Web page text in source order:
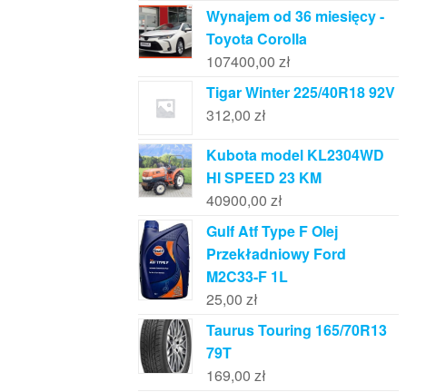
Wynajem od 36 miesięcy -
Toyota Corolla
107400,00 zł
Tigar Winter 225/40R18 92V
312,00 zł
Kubota model KL2304WD
HI SPEED 23 KM
40900,00 zł
Gulf Atf Type F Olej
Przekładniowy Ford
M2C33-F 1L
25,00 zł
Taurus Touring 165/70R13
79T
169,00 zł